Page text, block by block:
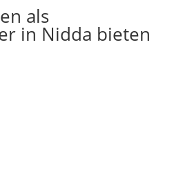
als
in Nidda bieten